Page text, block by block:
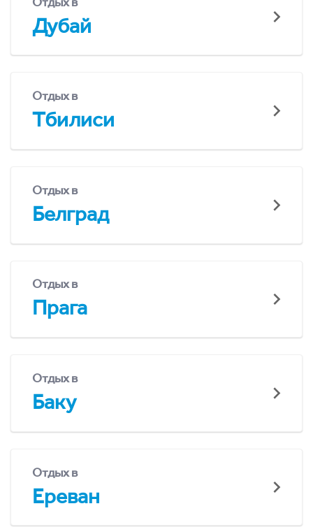
Дубай
Отдых в
Тбилиси
Отдых в
Белград
Отдых в
Прага
Отдых в
Баку
Отдых в
Ереван